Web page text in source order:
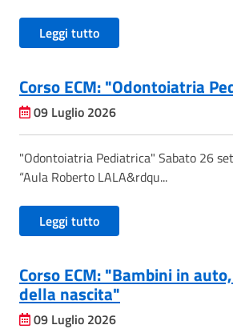
Leggi tutto
Corso ECM: "Odontoiatria
09 Luglio 2026
"Odontoiatria Pediatrica" Sabato 26
“Aula Roberto LALA&rdqu...
Leggi tutto
Corso ECM: "Bambini in
della nascita"
09 Luglio 2026